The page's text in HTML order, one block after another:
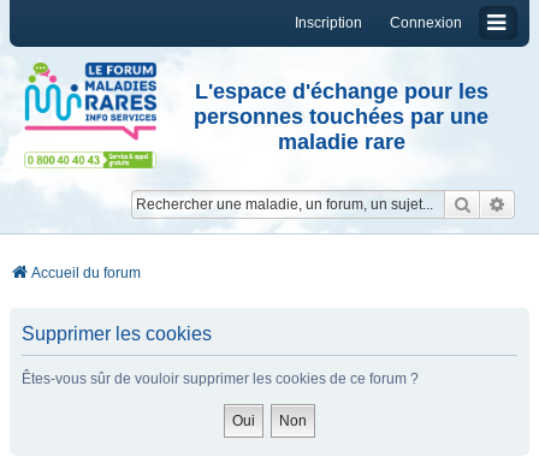
Connexion
Inscription
L'espace d'échange pour les
personnes touchées par une
maladie rare
Accueil du forum
Supprimer les cookies
Êtes-vous sûr de vouloir supprimer les cookies de ce forum ?